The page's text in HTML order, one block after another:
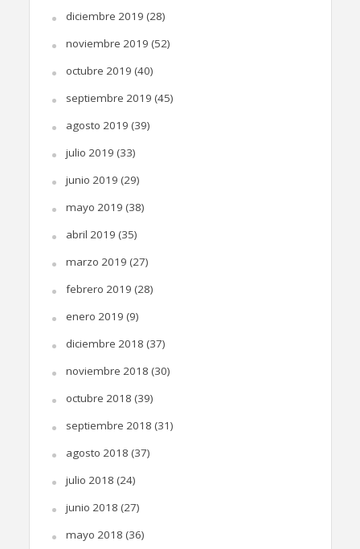
diciembre 2019 (28)
noviembre 2019 (52)
octubre 2019 (40)
septiembre 2019 (45)
agosto 2019 (39)
julio 2019 (33)
junio 2019 (29)
mayo 2019 (38)
abril 2019 (35)
marzo 2019 (27)
febrero 2019 (28)
enero 2019 (9)
diciembre 2018 (37)
noviembre 2018 (30)
octubre 2018 (39)
septiembre 2018 (31)
agosto 2018 (37)
julio 2018 (24)
junio 2018 (27)
mayo 2018 (36)